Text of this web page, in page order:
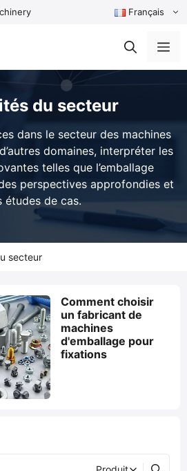
Français
du secteur
dans le secteur des machines
domaines, interpréter les
telles que l’emballage
perspectives approfondies et
études de cas.
secteur
Comment choisir
un fabricant de
machines
d'emballage pour
fixations